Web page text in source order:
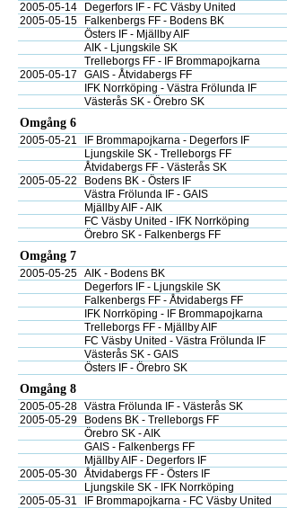
2005-05-14 Degerfors IF - FC Väsby United
2005-05-15
Falkenbergs FF - Bodens BK
Östers IF - Mjällby AIF
AIK - Ljungskile SK
Trelleborgs FF - IF Brommapojkarna
2005-05-17
GAIS - Åtvidabergs FF
IFK Norrköping - Västra Frölunda IF
Västerås SK - Örebro SK
Omgång 6
2005-05-21 IF Brommapojkarna - Degerfors IF
Ljungskile SK - Trelleborgs FF
Åtvidabergs FF - Västerås SK
2005-05-22
Bodens BK - Östers IF
Västra Frölunda IF - GAIS
Mjällby AIF - AIK
FC Väsby United - IFK Norrköping
Örebro SK - Falkenbergs FF
Omgång 7
2005-05-25 AIK - Bodens BK
Degerfors IF - Ljungskile SK
Falkenbergs FF - Åtvidabergs FF
IFK Norrköping - IF Brommapojkarna
Trelleborgs FF - Mjällby AIF
FC Väsby United - Västra Frölunda IF
Västerås SK - GAIS
Östers IF - Örebro SK
Omgång 8
2005-05-28 Västra Frölunda IF - Västerås SK
2005-05-29
Bodens BK - Trelleborgs FF
Örebro SK - AIK
GAIS - Falkenbergs FF
Mjällby AIF - Degerfors IF
2005-05-30 Åtvidabergs FF - Östers IF
Ljungskile SK - IFK Norrköping
2005-05-31
IF Brommapojkarna - FC Väsby United